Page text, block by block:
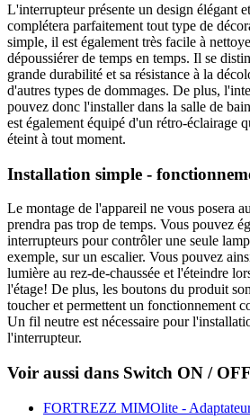
L'interrupteur présente un design élégant
complétera parfaitement tout type de
simple, il est également très facile à
dépoussiérer de temps en temps. Il se
grande durabilité et sa résistance à la
d'autres types de dommages. De plus,
pouvez donc l'installer dans la salle de
est également équipé d'un rétro-éclairage
éteint à tout moment.
Installation simple -
Le montage de l'appareil ne vous posera
prendra pas trop de temps. Vous pouvez
interrupteurs pour contrôler une seule
exemple, sur un escalier. Vous pouvez
lumière au rez-de-chaussée et l'éteindre
l'étage! De plus, les boutons du produit
toucher et permettent un fonctionnement
Un fil neutre est nécessaire pour
l'interrupteur.
Voir aussi dans Switch ON / OFF
FORTREZZ MIMOlite -